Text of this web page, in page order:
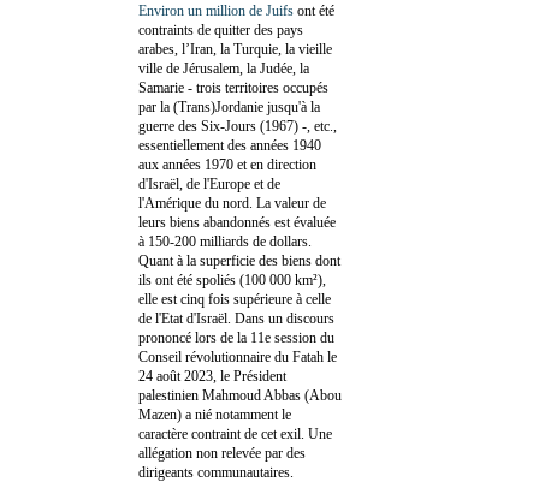
Environ un million de Juifs ont été
contraints de quitter des pays
arabes, l’Iran, la Turquie, la vieille
ville de Jérusalem, la Judée, la
Samarie - trois territoires occupés
par la (Trans)Jordanie jusqu'à la
guerre des Six-Jours (1967) -, etc.,
essentiellement des années 1940
aux années 1970 et en direction
d'Israël, de l'Europe et de
l'Amérique du nord. La valeur de
leurs biens abandonnés est évaluée
à 150-200 milliards de dollars.
Quant à la superficie des biens dont
ils ont été spoliés (100 000 km²),
elle est cinq fois supérieure à celle
de l'Etat d'Israël. Dans un discours
prononcé lors de la 11e session du
Conseil révolutionnaire du Fatah le
24 août 2023, le Président
palestinien Mahmoud Abbas (Abou
Mazen) a nié notamment le
caractère contraint de cet exil. Une
allégation non relevée par des
dirigeants communautaires.